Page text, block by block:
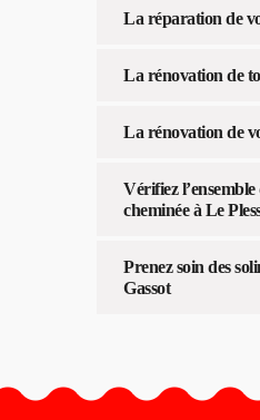
La réparation de
La rénovation de
La rénovation de
Vérifiez
cheminée à Le
Prenez soin des
Gassot